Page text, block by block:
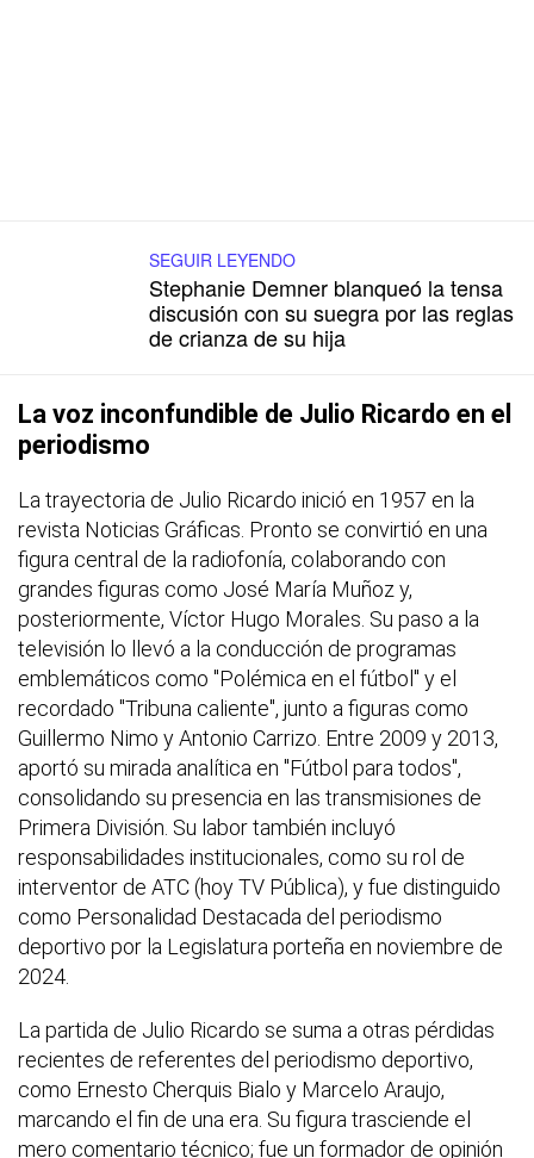
SEGUIR LEYENDO
Stephanie Demner blanqueó la tensa
discusión con su suegra por las reglas
de crianza de su hija
La voz inconfundible de Julio Ricardo en el
periodismo
La trayectoria de Julio Ricardo inició en 1957 en la
revista Noticias Gráficas. Pronto se convirtió en una
figura central de la radiofonía, colaborando con
grandes figuras como José María Muñoz y,
posteriormente, Víctor Hugo Morales. Su paso a la
televisión lo llevó a la conducción de programas
emblemáticos como "Polémica en el fútbol" y el
recordado "Tribuna caliente", junto a figuras como
Guillermo Nimo y Antonio Carrizo. Entre 2009 y 2013,
aportó su mirada analítica en "Fútbol para todos",
consolidando su presencia en las transmisiones de
Primera División. Su labor también incluyó
responsabilidades institucionales, como su rol de
interventor de ATC (hoy TV Pública), y fue distinguido
como Personalidad Destacada del periodismo
deportivo por la Legislatura porteña en noviembre de
2024.
La partida de Julio Ricardo se suma a otras pérdidas
recientes de referentes del periodismo deportivo,
como Ernesto Cherquis Bialo y Marcelo Araujo,
marcando el fin de una era. Su figura trasciende el
mero comentario técnico; fue un formador de opinión